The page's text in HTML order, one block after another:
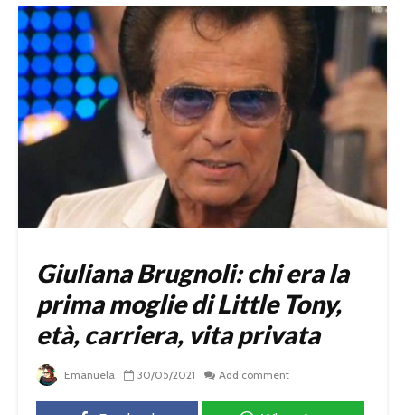
Giuliana Brugnoli: chi era la
prima moglie di Little Tony,
età, carriera, vita privata
Emanuela 30/05/2021 Add comment